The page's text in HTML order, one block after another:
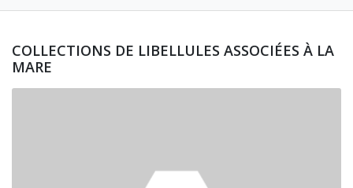
COLLECTIONS DE LIBELLULES ASSOCIÉES À LA
MARE